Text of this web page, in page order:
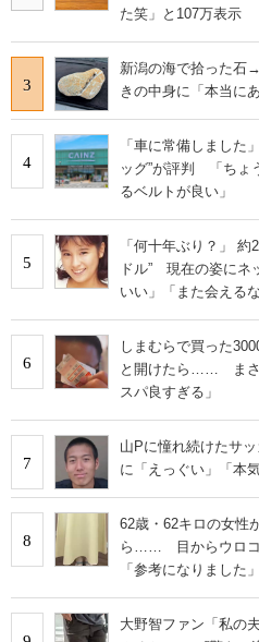
た笑」と107万表示
3
新潟の海で拾った
きの中身に「本当に
4
「車に常備しまし
ッグ”が評判 「ちょ
るベルトが良い」
5
「何十年ぶり？」 約
ドル” 現在の姿にネ
いい」「また会えるな
6
しまむらで買った
と開けたら…… まさ
スパ良すぎる」
7
山Pに憧れ続けた
に「えっぐい」「本
8
62歳・62キロの女性
ら…… 目からウロコ
「参考になりました」
大野智ファン「私の